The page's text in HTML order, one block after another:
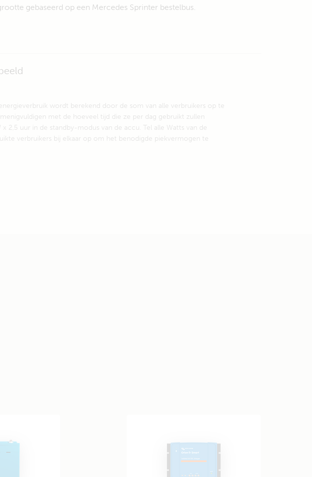
gebaseerd op een Mercedes Sprinter bestelbus.
wordt berekend door de som van alle verbruikers op te
met de hoeveel tijd die ze per dag gebruikt zullen
x 2,5 uur in de standby-modus van de accu. Tel alle Watts van de
verbruikers bij elkaar op om het benodigde piekvermogen te